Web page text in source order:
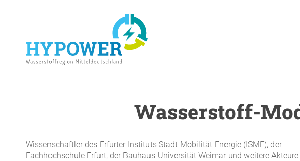
ENTER drücken um die Suche zu starten
Wasserstoff-
Wissenschaftler des Erfurter Instituts Stadt-Mobilität-Energie (ISME), der
Fachhochschule Erfurt, der Bauhaus-Universität Weimar und weitere Akteure